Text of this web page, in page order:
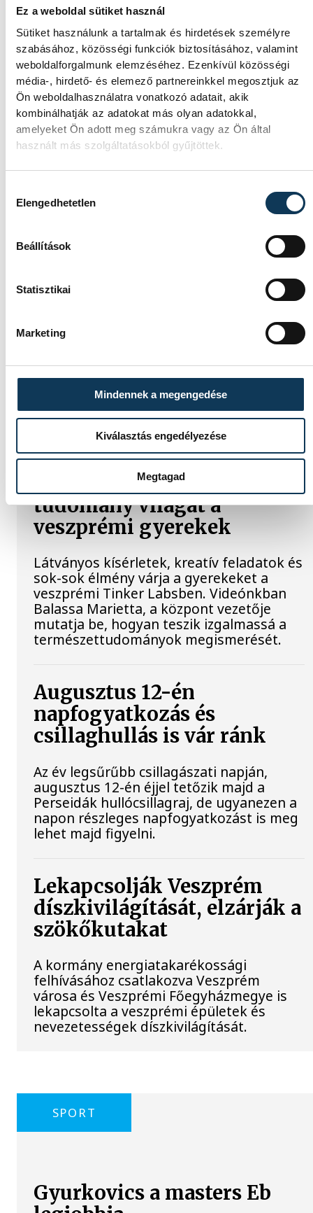
Ez a weboldal sütiket használ
Sütiket használunk a tartalmak és hirdetések személyre
szabásához, közösségi funkciók biztosításához, valamint
weboldalforgalmunk elemzéséhez. Ezenkívül közösségi
média-, hirdető- és elemező partnereinkkel megosztjuk az
Ön weboldalhasználatra vonatkozó adatait, akik
kombinálhatják az adatokat más olyan adatokkal,
amelyeket Ön adott meg számukra vagy az Ön által
használt más szolgáltatásokból gyűjtöttek.
Elengedhetetlen
Beállítások
Statisztikai
Marketing
Mindennek a megengedése
Kiválasztás engedélyezése
Megtagad
A múltban és ma is rossz
hírt hoz a dunai Ínség-
szikla
Újra kilátszik a Dunából az aszály hírnöke!
Régen a felbukkanása egyet jelentett az
okozta extrém szárazságra hívja fel a
figyelmet. Elmeséljük a baljós kőtömb
történetét.
Magyarország
Jelenleg stabil Magyarország
munkatársai azon dolgoznak, hogy az
utolsó még termelő turbina
hibamentesen működjön - közölte a
miniszterelnök a paksi erőműnél tett
keddi látogatása során.
Játék közben fedezik fel a
tudomány világát a
veszprémi gyerekek
Látványos kísérletek, kreatív feladatok és
sok-sok élmény várja a gyerekeket a
veszprémi Tinker Labsben. Videónkban
Balassa Marietta, a központ vezetője
mutatja be, hogyan teszik izgalmassá a
természettudományok megismerését.
Augusztus 12-én
napfogyatkozás és
csillaghullás is vár ránk
Az év legsűrűbb csillagászati napján,
augusztus 12-én éjjel tetőzik majd a
Perseidák hullócsillagraj, de ugyanezen a
napon részleges napfogyatkozást is meg
lehet majd figyelni.
Lekapcsolják Veszprém
díszkivilágítását, elzárják a
szökőkutakat
A kormány energiatakarékossági
felhívásához csatlakozva Veszprém
városa és Veszprémi Főegyházmegye is
lekapcsolta a veszprémi épületek és
nevezetességek díszkivilágítását.
SPORT
Gyurkovics a masters Eb